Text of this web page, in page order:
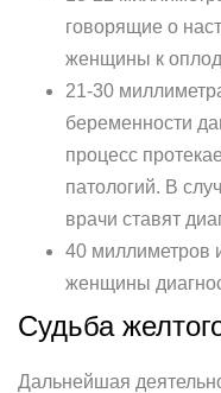
говорящие о
женщины к
21-30
беременности
процесс
патологий. В
врачи ставят
40 миллиметров
женщины
Судьба
Дальнейшая